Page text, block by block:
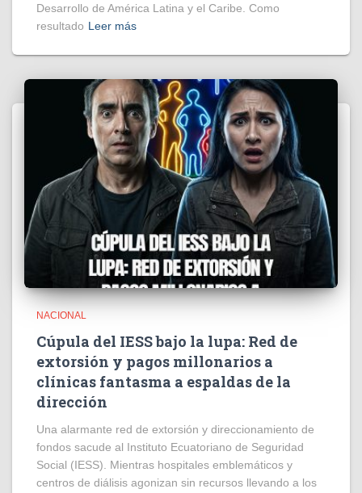
Desarrollo de América Latina y el Caribe. Como
resultado Leer más
NACIONAL
Cúpula del IESS bajo la lupa: Red de
extorsión y pagos millonarios a
clínicas fantasma a espaldas de la
dirección
​Una alarmante red de extorsión y direccionamiento de
fondos sacude al Instituto Ecuatoriano de Seguridad
Social (IESS). Mientras hospitales emblemáticos y
centros de diálisis agonizan sin recursos llevando a los